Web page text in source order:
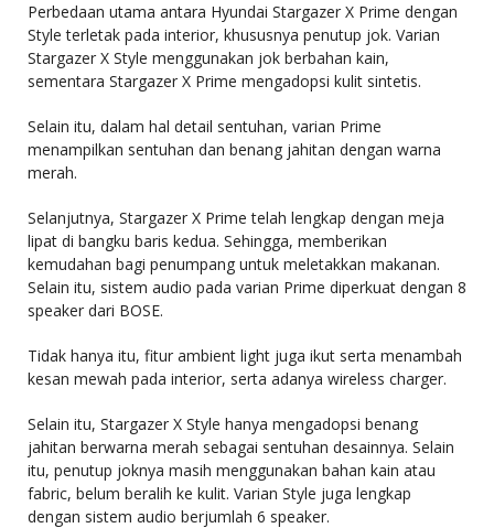
Perbedaan utama antara Hyundai Stargazer X Prime dengan
Style terletak pada interior, khususnya penutup jok. Varian
Stargazer X Style menggunakan jok berbahan kain,
sementara Stargazer X Prime mengadopsi kulit sintetis.
Selain itu, dalam hal detail sentuhan, varian Prime
menampilkan sentuhan dan benang jahitan dengan warna
merah.
Selanjutnya, Stargazer X Prime telah lengkap dengan meja
lipat di bangku baris kedua. Sehingga, memberikan
kemudahan bagi penumpang untuk meletakkan makanan.
Selain itu, sistem audio pada varian Prime diperkuat dengan 8
speaker dari BOSE.
Tidak hanya itu, fitur ambient light juga ikut serta menambah
kesan mewah pada interior, serta adanya wireless charger.
Selain itu, Stargazer X Style hanya mengadopsi benang
jahitan berwarna merah sebagai sentuhan desainnya. Selain
itu, penutup joknya masih menggunakan bahan kain atau
fabric, belum beralih ke kulit. Varian Style juga lengkap
dengan sistem audio berjumlah 6 speaker.